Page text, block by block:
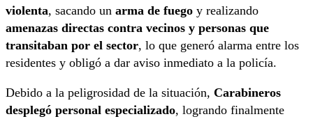
violenta, sacando un arma de fuego y realizando
amenazas directas contra vecinos y personas que
transitaban por el sector, lo que generó alarma entre los
residentes y obligó a dar aviso inmediato a la policía.
Debido a la peligrosidad de la situación, Carabineros
desplegó personal especializado, logrando finalmente